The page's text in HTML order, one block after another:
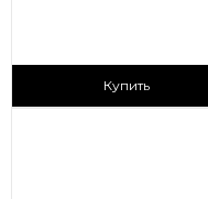
2
Купить